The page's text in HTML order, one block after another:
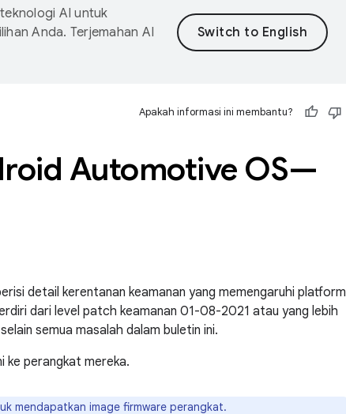
AI untuk
Anda. Terjemahan AI
Apakah informasi ini membantu?
Automotive OS—
detail kerentanan keamanan yang memengaruhi platform
dari level patch keamanan 01-08-2021 atau yang lebih
selain semua masalah dalam buletin ini.
ke perangkat mereka.
mendapatkan image firmware perangkat.